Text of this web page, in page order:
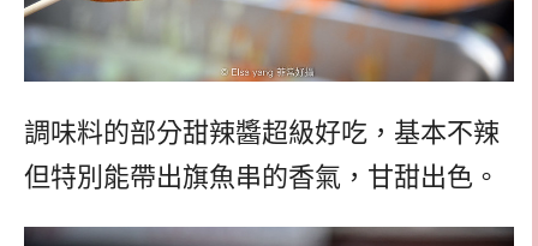
調味料的部分甜辣醬超級好吃，基本不辣
但特別能帶出旗魚串的香氣，甘甜出色。